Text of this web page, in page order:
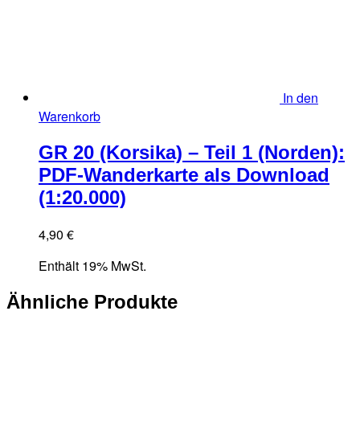
In den
Warenkorb
GR 20 (Korsika) – Teil 1 (Norden):
PDF-Wanderkarte als Download
(1:20.000)
4,90 €
Enthält 19% MwSt.
Ähnliche Produkte